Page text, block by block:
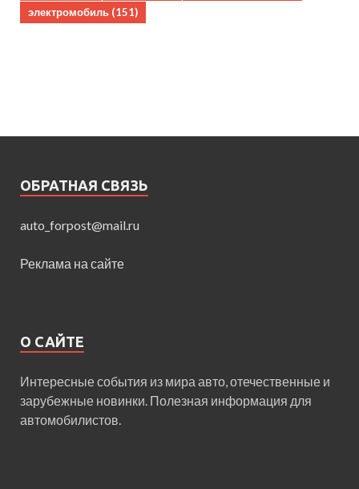
электромобиль (151)
ОБРАТНАЯ СВЯЗЬ
auto_forpost@mail.ru
Реклама на сайте
О САЙТЕ
Интересные события из мира авто, отечественные и
зарубежные новинки. Полезная информация для
автомобилистов.